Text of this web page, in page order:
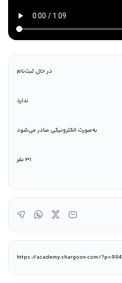
در حال ثبت‌نام
ندارد
به‌صورت الکترونیکی صادر می‌شود
31 نفر
https://academy.chargoon.com/?p=994